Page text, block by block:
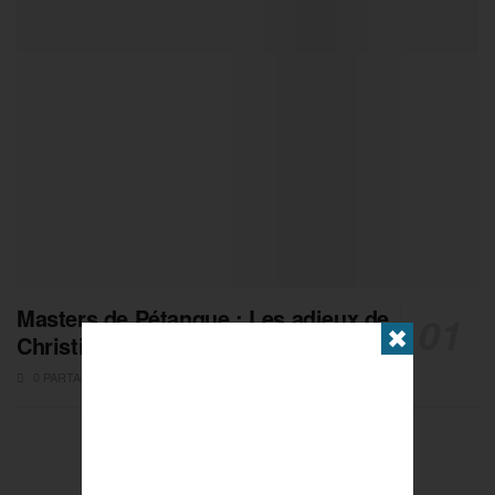
Masters de Pétanque : Les adieux de
Christian Fazzino
✖